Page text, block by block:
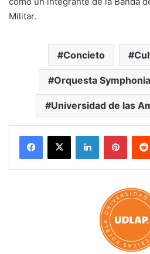
Militar.
Concieto
Orquesta Symphonia
Universidad de las
LinkedIn